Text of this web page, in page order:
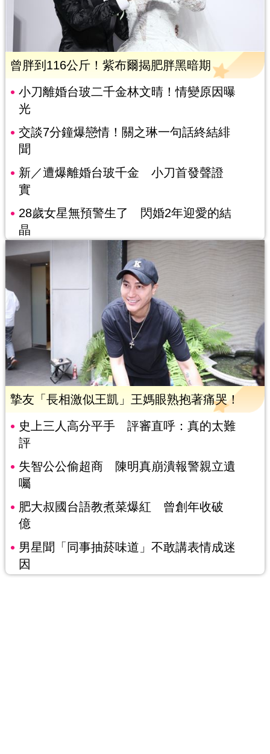
曾胖到116公斤！紫布爾揭肥胖黑暗期
小刀離婚台玻二千金林文晴！情變原因曝
光
交談7分鐘爆戀情！關之琳一句話終結緋
聞
新／遭爆離婚台玻千金 小刀首發聲證
實
28歲女星無預警生了 閃婚2年迎愛的結
晶
摯友「長相激似王凱」王媽眼熟抱著痛哭！
史上三人高分平手 評審直呼：真的太難
評
失智公公偷超商 陳明真崩潰報警親立遺
囑
肥大叔國台語教煮菜爆紅 曾創年收破
億
男星聞「同事抽菸味道」不敢講表情成迷
因